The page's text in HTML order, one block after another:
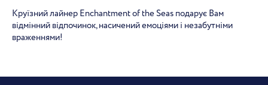
Круїзний лайнер Enchantment of the Seas подарує Вам
відмінний відпочинок, насичений емоціями і незабутніми
враженнями!